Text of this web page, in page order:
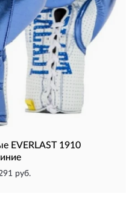
EVERLAST 1910
руб.